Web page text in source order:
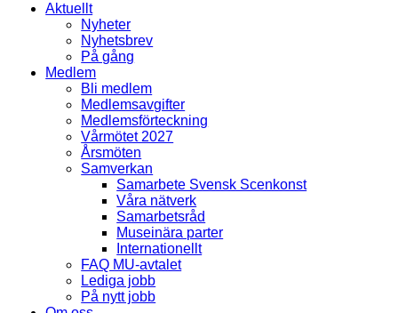
Aktuellt
Nyheter
Nyhetsbrev
På gång
Medlem
Bli medlem
Medlemsavgifter
Medlemsförteckning
Vårmötet 2027
Årsmöten
Samverkan
Samarbete Svensk Scenkonst
Våra nätverk
Samarbetsråd
Museinära parter
Internationellt
FAQ MU-avtalet
Lediga jobb
På nytt jobb